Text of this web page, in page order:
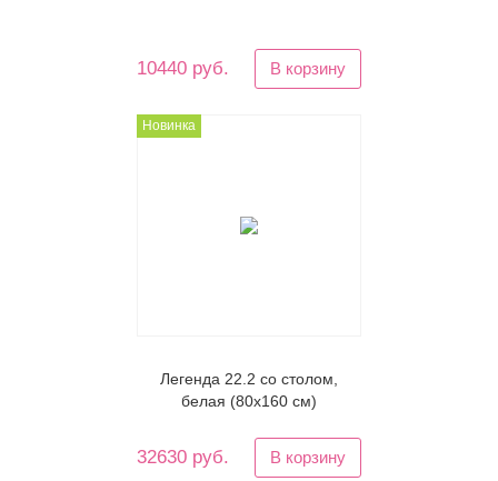
10440 руб. В корзину
Новинка
Легенда 22.2 со столом,
белая (80х160 см)
32630 руб. В корзину